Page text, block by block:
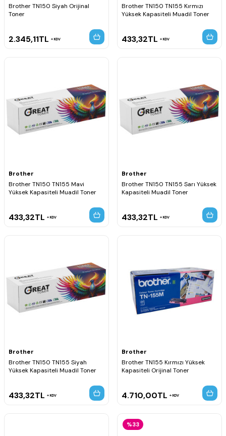
Brother TN150 Siyah Orijinal
Toner
2.345,11TL KDV
Brother TN150 TN155 Kırmızı
Yüksek Kapasiteli Muadil Toner
433,32TL KDV
Brother
Brother TN150 TN155 Mavi
Yüksek Kapasiteli Muadil Toner
433,32TL KDV
Brother
Brother TN150 TN155 Sarı Yüksek
Kapasiteli Muadil Toner
433,32TL KDV
Brother
Brother TN150 TN155 Siyah
Yüksek Kapasiteli Muadil Toner
433,32TL KDV
Brother
Brother TN155 Kırmızı Yüksek
Kapasiteli Orijinal Toner
4.710,00TL KDV
%33